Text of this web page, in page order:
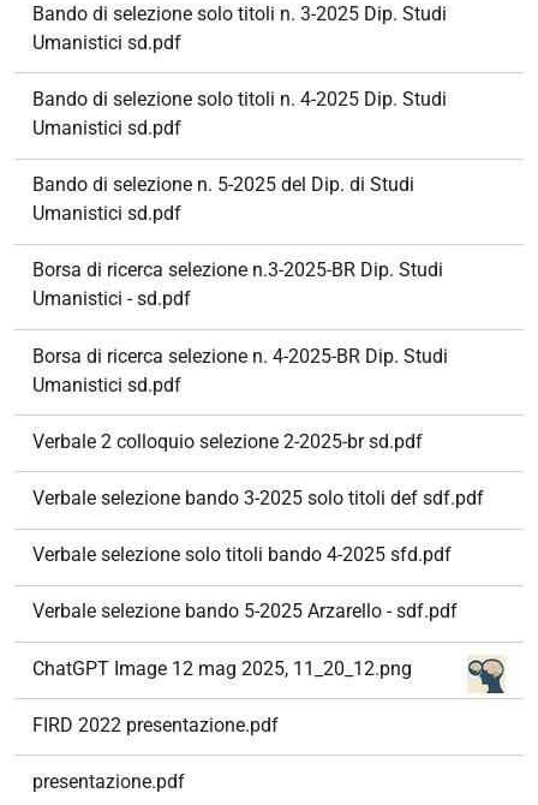
Bando di selezione solo titoli n. 3-2025 Dip. Studi
Umanistici sd.pdf
Bando di selezione solo titoli n. 4-2025 Dip. Studi
Umanistici sd.pdf
Bando di selezione n. 5-2025 del Dip. di Studi
Umanistici sd.pdf
Borsa di ricerca selezione n.3-2025-BR Dip. Studi
Umanistici - sd.pdf
Borsa di ricerca selezione n. 4-2025-BR Dip. Studi
Umanistici sd.pdf
Verbale 2 colloquio selezione 2-2025-br sd.pdf
Verbale selezione bando 3-2025 solo titoli def sdf.pdf
Verbale selezione solo titoli bando 4-2025 sfd.pdf
Verbale selezione bando 5-2025 Arzarello - sdf.pdf
ChatGPT Image 12 mag 2025, 11_20_12.png
FIRD 2022 presentazione.pdf
presentazione.pdf